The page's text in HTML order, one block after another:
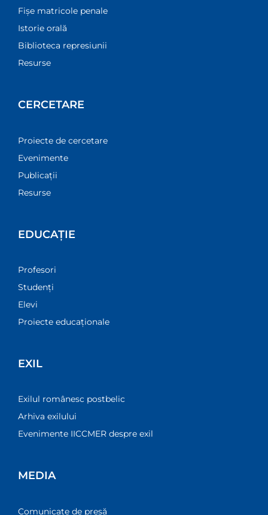
Fișe matricole penale
Istorie orală
Biblioteca represiunii
Resurse
CERCETARE
Proiecte de cercetare
Evenimente
Publicații
Resurse
EDUCAȚIE
Profesori
Studenți
Elevi
Proiecte educaționale
EXIL
Exilul românesc postbelic
Arhiva exilului
Evenimente IICCMER despre exil
MEDIA
Comunicate de presă